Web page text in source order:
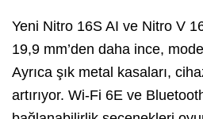
Yeni Nitro 16S AI ve Nitro V
19,9 mm’den daha ince,
Ayrıca şık metal kasaları,
artırıyor. Wi-Fi 6E ve